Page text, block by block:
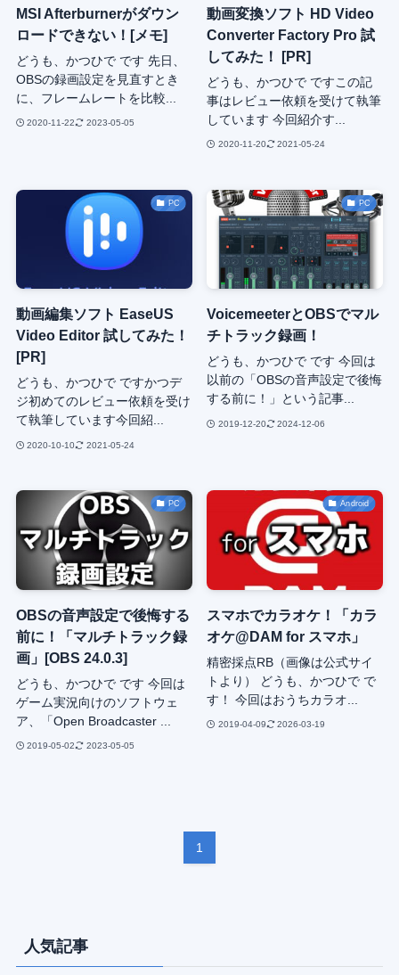
MSI Afterburnerがダウン
ロードできない！[メモ]
どうも、かつひで です 先日、
OBSの録画設定を見直すとき
に、フレームレートを比較...
2020-11-22 2023-05-05
動画変換ソフト HD Video
Converter Factory Pro 試
してみた！ [PR]
どうも、かつひで ですこの記
事はレビュー依頼を受けて執筆
しています 今回紹介す...
2020-11-20 2021-05-24
PC
動画編集ソフト EaseUS
Video Editor 試してみた！
[PR]
どうも、かつひで ですかつデ
ジ初めてのレビュー依頼を受け
て執筆しています今回紹...
2020-10-10 2021-05-24
PC
VoicemeeterとOBSでマル
チトラック録画！
どうも、かつひで です 今回は
以前の「OBSの音声設定で後悔
する前に！」という記事...
2019-12-20 2024-12-06
PC
OBSの音声設定で後悔する
前に！「マルチトラック録
画」[OBS 24.0.3]
どうも、かつひで です 今回は
ゲーム実況向けのソフトウェ
ア、「Open Broadcaster ...
2019-05-02 2023-05-05
Android
スマホでカラオケ！「カラ
オケ@DAM for スマホ」
精密採点RB（画像は公式サイ
トより） どうも、かつひで で
す！ 今回はおうちカラオ...
2019-04-09 2026-03-19
1
人気記事